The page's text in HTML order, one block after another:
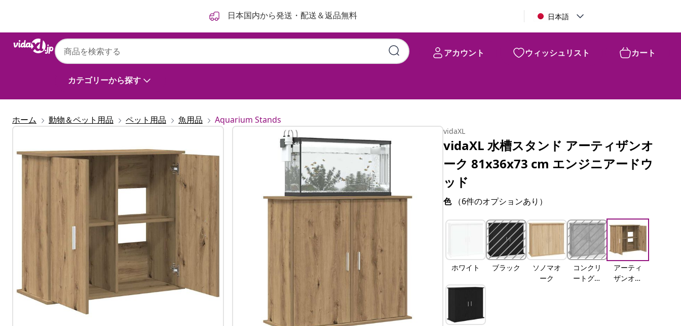
日本国内から発送・配送＆返品無料 日本語
カテゴリーから探す
アカウント ウィッシュリスト カート
ホーム 動物＆ペット用品 ペット用品 魚用品 Aquarium Stands
vidaXL
vidaXL 水槽スタンド アーティザンオ
ーク 81x36x73 cm エンジニアードウ
ッド
色 （6件のオプションあり）
ホワイト ブラック
ソノマオ
ーク
コンクリ
ートグレ
アーティ
ザンオー